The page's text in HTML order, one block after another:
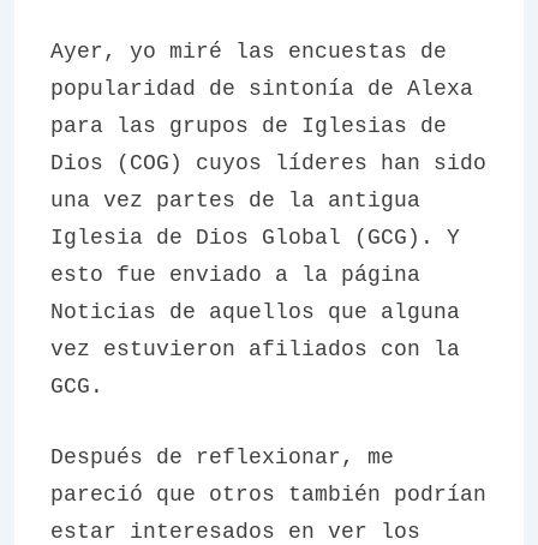
Ayer, yo miré las encuestas de
popularidad de sintonía de Alexa
para las grupos de Iglesias de
Dios (COG) cuyos líderes han sido
una vez partes de la antigua
Iglesia de Dios Global (GCG). Y
esto fue enviado a la página
Noticias de aquellos que alguna
vez estuvieron afiliados con la
GCG.
Después de reflexionar, me
pareció que otros también podrían
estar interesados en ver los